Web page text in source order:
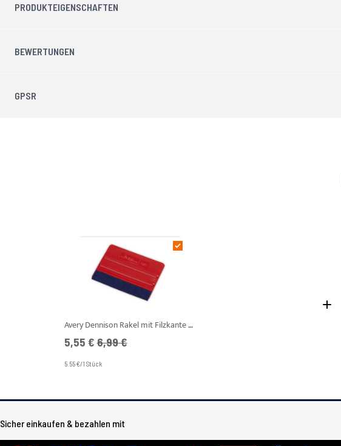
PRODUKTEIGENSCHAFTEN
BEWERTUNGEN
GPSR
Avery Dennison Rakel mit Filzkante Rot Pro Flexible (Weich)
Angebotspreis
5,55 € UVP
6,99 €
5.55 €/1 Stück
Sicher einkaufen & bezahlen mit